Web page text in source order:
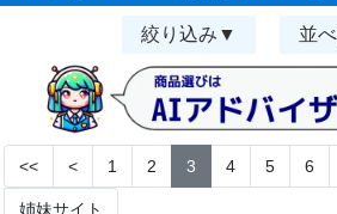
絞り込み 並
<< < 1 2 3 4 5 6
姉妹サイト